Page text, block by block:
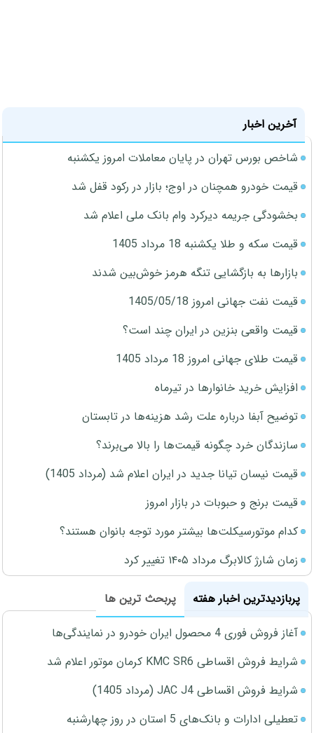
آخرین اخبار
شاخص بورس تهران در پایان معاملات امروز یکشنبه
قیمت خودرو همچنان در اوج؛ بازار در رکود قفل شد
بخشودگی جریمه دیرکرد وام بانک ملی اعلام شد
قیمت سکه و طلا یکشنبه 18 مرداد 1405
بازارها به بازگشایی تنگه هرمز خوش‌بین شدند
قیمت نفت جهانی امروز 1405/05/18
قیمت واقعی بنزین در ایران چند است؟
قیمت طلای جهانی امروز 18 مرداد 1405
افزایش خرید خانوارها در تیرماه
توضیح آبفا درباره علت رشد هزینه‌ها در تابستان
سازندگان خرد چگونه قیمت‌ها را بالا می‌برند؟
قیمت نیسان تیانا جدید در ایران اعلام شد (مرداد 1405)
قیمت برنج و حبوبات در بازار امروز
کدام موتورسیکلت‌ها بیشتر مورد توجه بانوان هستند؟
زمان شارژ کالابرگ مرداد ۱۴۰۵ تغییر کرد
پربازدیدترین اخبار هفته
پربحث ترین ها
آغاز فروش فوری 4 محصول ایران خودرو در نمایندگی‌ها
شرایط فروش اقساطی KMC SR6 کرمان موتور اعلام شد
شرایط فروش اقساطی JAC J4 (مرداد 1405)
تعطیلی ادارات و بانک‌های 5 استان در روز چهارشنبه